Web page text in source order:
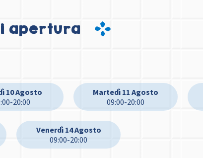
apertura
10 Agosto
20:00
Martedì 11 Agosto
09:00-20:00
Venerdì 14 Agosto
09:00-20:00